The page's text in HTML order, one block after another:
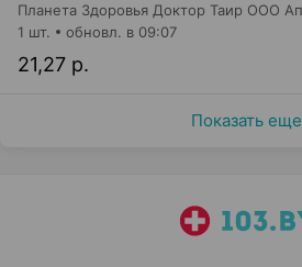
21,27 р.
1 шт. обновл. в 09:07
Показать еще